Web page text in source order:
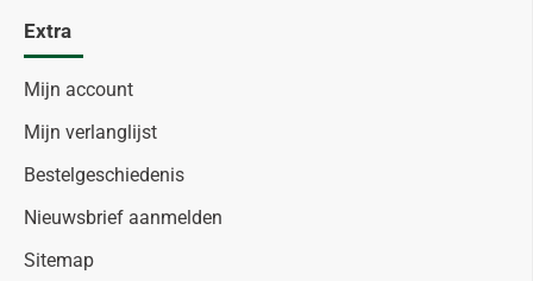
Extra
Mijn account
Mijn verlanglijst
Bestelgeschiedenis
Nieuwsbrief aanmelden
Sitemap